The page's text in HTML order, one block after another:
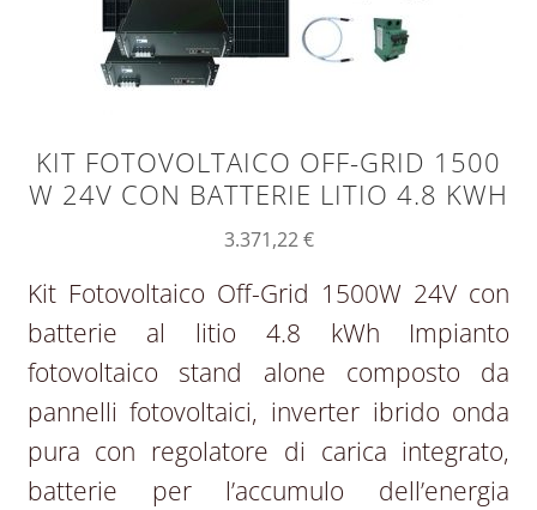
KIT FOTOVOLTAICO OFF-GRID 1500
W 24V CON BATTERIE LITIO 4.8 KWH
3.371,22€
Kit Fotovoltaico Off-Grid 1500W 24V con
batterie al litio 4.8 kWh Impianto
fotovoltaico stand alone composto da
pannelli fotovoltaici, inverter ibrido onda
pura con regolatore di carica integrato,
batterie per l’accumulo dell’energia